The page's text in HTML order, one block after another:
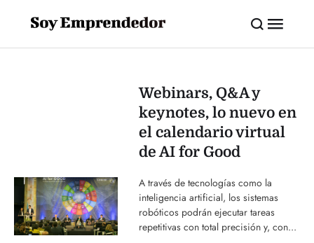
Webinars, Q&A y
keynotes, lo nuevo en
el calendario virtual
de AI for Good
A través de tecnologías como la
inteligencia artificial, los sistemas
robóticos podrán ejecutar tareas
repetitivas con total precisión y, con...